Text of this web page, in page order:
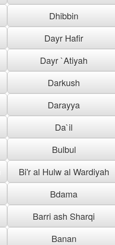
Dhibbin
Dayr Hafir
Dayr `Atiyah
Darkush
Darayya
Da`il
Bulbul
Bi'r al Hulw al Wardiyah
Bdama
Barri ash Sharqi
Banan